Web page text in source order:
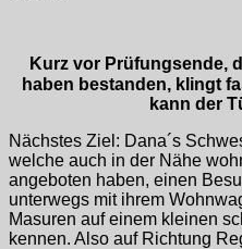
Kurz vor Prüfungsende,
haben bestanden, klingt
kann der
Nächstes Ziel: Dana´s
welche auch in der Nähe
angeboten haben, einen
unterwegs mit ihrem
Masuren auf einem kleinen
kennen. Also auf Richtung